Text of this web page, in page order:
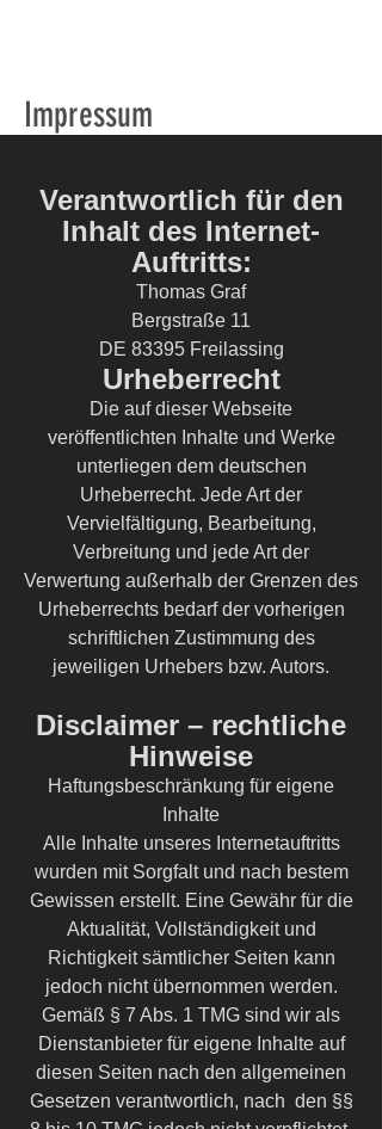
Impressum
Verantwortlich für den
Inhalt des Internet-
Auftritts:
Thomas Graf
Bergstraße 11
DE 83395 Freilassing
Urheberrecht
Die auf dieser Webseite
veröffentlichten Inhalte und Werke
unterliegen dem deutschen
Urheberrecht. Jede Art der
Vervielfältigung, Bearbeitung,
Verbreitung und jede Art der
Verwertung außerhalb der Grenzen des
Urheberrechts bedarf der vorherigen
schriftlichen Zustimmung des
jeweiligen Urhebers bzw. Autors.
Disclaimer – rechtliche
Hinweise
Haftungsbeschränkung für eigene
Inhalte
Alle Inhalte unseres Internetauftritts
wurden mit Sorgfalt und nach bestem
Gewissen erstellt. Eine Gewähr für die
Aktualität, Vollständigkeit und
Richtigkeit sämtlicher Seiten kann
jedoch nicht übernommen werden.
Gemäß § 7 Abs. 1 TMG sind wir als
Dienstanbieter für eigene Inhalte auf
diesen Seiten nach den allgemeinen
Gesetzen verantwortlich, nach den §§